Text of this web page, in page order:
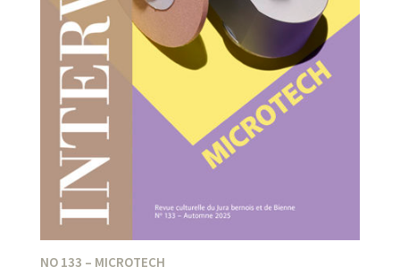
NO 133 – MICROTECH